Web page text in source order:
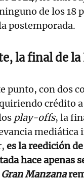
de los 18
postemporada.
la final de la
punto, con dos
crédito
play-offs, la
mediática
es la reedición
hace apenas
Gran Manzana